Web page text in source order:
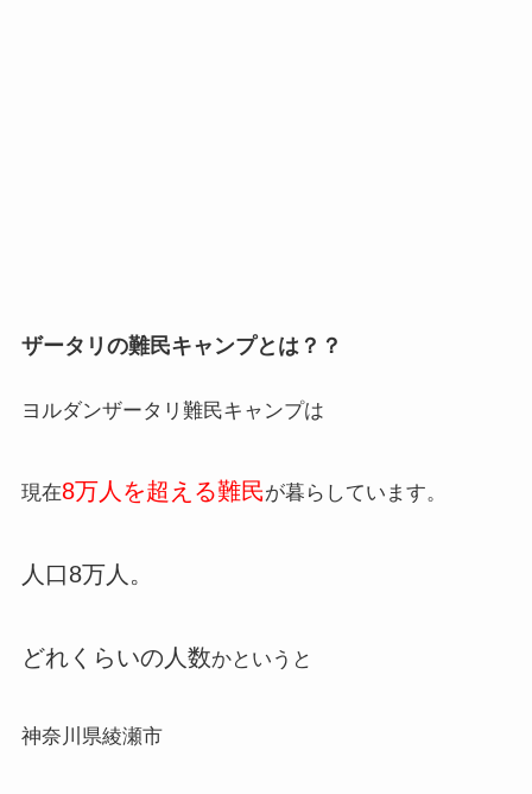
ザータリの難民キャンプとは？？
ヨルダンザータリ難民キャンプは
現在8万人を超える難民が暮らしています。
人口8万人。
どれくらいの人数かというと
神奈川県綾瀬市